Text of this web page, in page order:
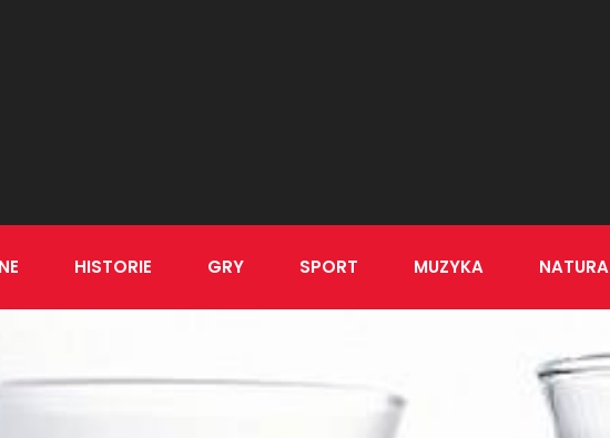
HISTORIE GRY SPORT MUZYKA NATURA